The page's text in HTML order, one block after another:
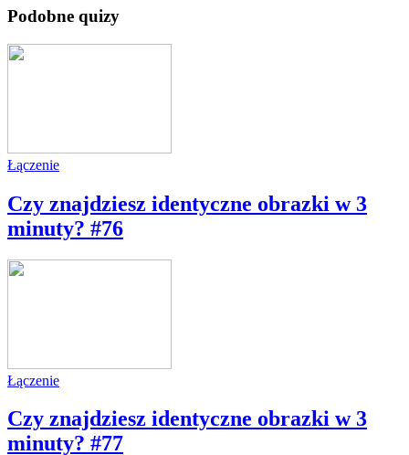
Podobne quizy
Łączenie
Czy znajdziesz identyczne obrazki w 3
minuty? #76
Łączenie
Czy znajdziesz identyczne obrazki w 3
minuty? #77